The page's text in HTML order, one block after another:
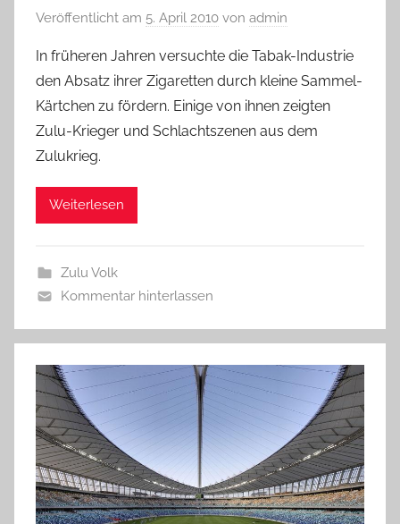
Veröffentlicht am 5. April 2010 von admin
In früheren Jahren versuchte die Tabak-Industrie
den Absatz ihrer Zigaretten durch kleine Sammel-
Kärtchen zu fördern. Einige von ihnen zeigten
Zulu-Krieger und Schlachtszenen aus dem
Zulukrieg.
Weiterlesen
Zulu Volk
Kommentar hinterlassen